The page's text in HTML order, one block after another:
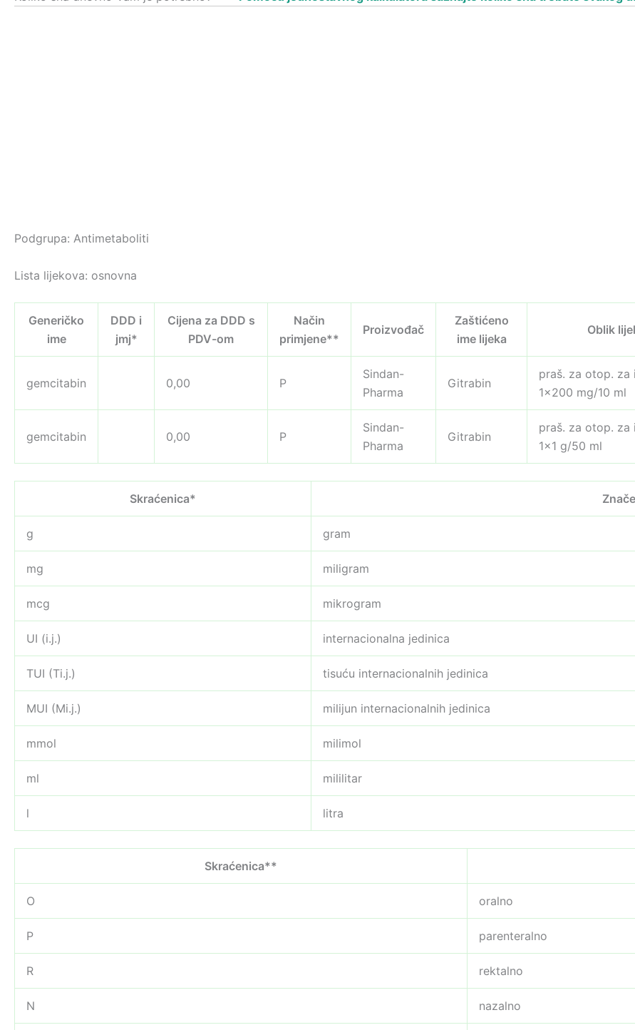
Podgrupa: Antimetaboliti
Lista lijekova: osnovna
Generičko
ime
DDD i
jmj*
Cijena za DDD s
PDV-om
Način
primjene**
Proizvođač
Zaštićeno
ime lijeka
Oblik
gemcitabin 0,00 P
Sindan-
Pharma
Gitrabin
praš. za otop. za
1×200 mg/10 ml
gemcitabin 0,00 P
Sindan-
Pharma
Gitrabin
praš. za otop. za
1×1 g/50 ml
Skraćenica*
g gram
mg miligram
mcg mikrogram
UI (i.j.) internacionalna jedinica
TUI (Ti.j.) tisuću internacionalnih jedinica
MUI (Mi.j.) milijun internacionalnih jedinica
mmol milimol
ml mililitar
l litra
Skraćenica**
O oralno
P parenteralno
R rektalno
N nazalno